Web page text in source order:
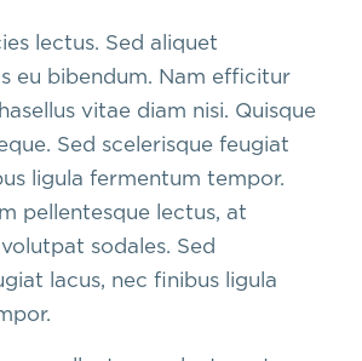
lectus. Sed aliquet
eu bibendum. Nam efficitur
vitae diam nisi. Quisque
Sed scelerisque feugiat
ligula fermentum tempor.
pellentesque lectus, at
sodales. Sed
lacus, nec finibus ligula